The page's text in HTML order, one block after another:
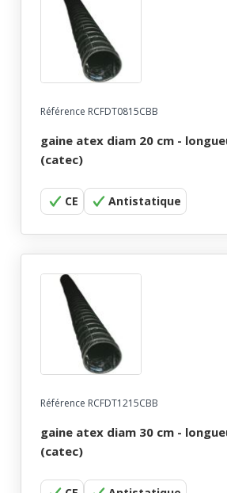
Référence RCFDT0815CBB
gaine atex diam 20 cm -
(catec)
CE Antistatique
Référence RCFDT1215CBB
gaine atex diam 30 cm -
(catec)